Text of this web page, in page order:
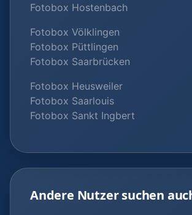
Fotobox Hostenbach
Fotobox Völklingen
Fotobox Püttlingen
Fotobox Saarbrücken
Fotobox Heusweiler
Fotobox Saarlouis
Fotobox Sankt Ingbert
Andere Nutzer suchen